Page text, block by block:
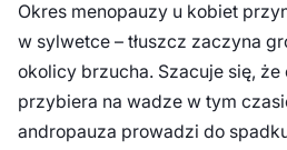
Okres menopauzy u kobiet
w sylwetce – tłuszcz zaczyna
okolicy brzucha. Szacuje się, że
przybiera na wadze w tym
andropauza prowadzi do